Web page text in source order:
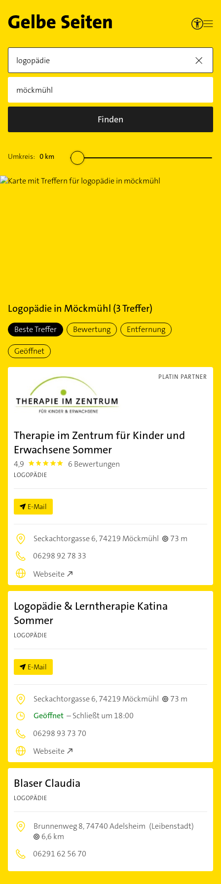
Finden
Umkreis: 0 km
Logopädiein Möckmühl (3Treffer)
Beste Treffer Bewertung Entfernung
Geöffnet
PLATIN PARTNER
Therapie im Zentrum für Kinder und
Erwachsene Sommer
4,9 4.9 6 Bewertungen
LOGOPÄDIE
E-Mail
Seckachtorgasse 6,74219 Möckmühl
73 m
06298 92 78 33
Webseite
Logopädie & Lerntherapie Katina
Sommer
LOGOPÄDIE
E-Mail
Seckachtorgasse 6,74219 Möckmühl
73 m
Geöffnet –Schließt um 18:00
06298 93 73 70
Webseite
Blaser Claudia
LOGOPÄDIE
Brunnenweg 8,74740 Adelsheim (Leibenstadt)
6,6 km
06291 62 56 70